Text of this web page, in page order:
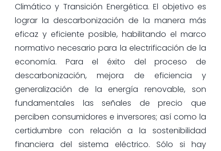
Climático y Transición Energética. El objetivo es
lograr la descarbonización de la manera más
eficaz y eficiente posible, habilitando el marco
normativo necesario para la electrificación de la
economía. Para el éxito del proceso de
descarbonización, mejora de eficiencia y
generalización de la energía renovable, son
fundamentales las señales de precio que
perciben consumidores e inversores; así como la
certidumbre con relación a la sostenibilidad
financiera del sistema eléctrico. Sólo si hay